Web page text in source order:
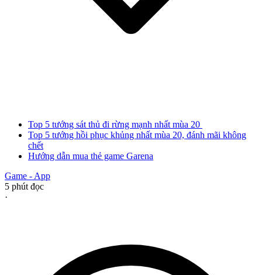
Top 5 tướng sát thủ đi rừng mạnh nhất mùa 20
Top 5 tướng hồi phục khủng nhất mùa 20, đánh mãi không
chết
Hướng dẫn mua thẻ game Garena
Game - App
5 phút đọc
·